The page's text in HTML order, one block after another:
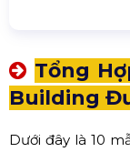
Tổng
Building
Dưới đây là 10